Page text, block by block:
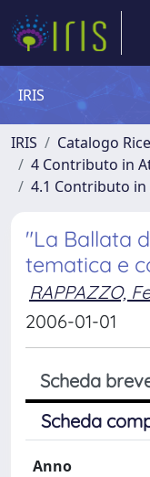
IRIS
IRIS
Catalogo
4 Contributo in
4.1 Contributo
"La Ballata
tematica e
RAPPAZZO,
2006-01-01
Scheda
Scheda
Anno